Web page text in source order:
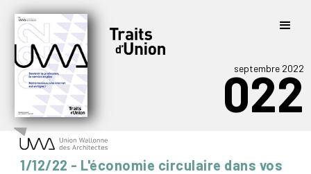
septembre 2022
022
1/12/22 - L'économie circulaire dans vos